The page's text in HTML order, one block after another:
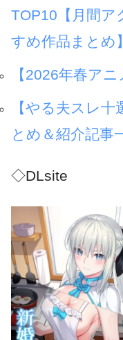
TOP10【月間ア
すめ作品まとめ】
【2026年春ア
【やる夫スレ十
とめ＆紹介記事
◇DLsite